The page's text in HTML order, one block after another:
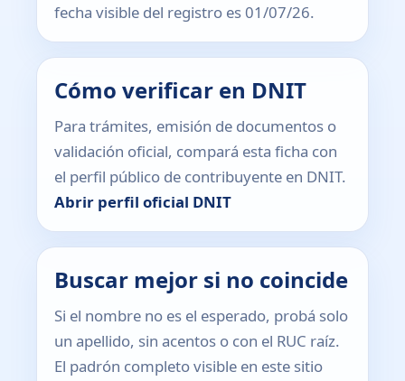
fecha visible del registro es 01/07/26.
Cómo verificar en DNIT
Para trámites, emisión de documentos o
validación oficial, compará esta ficha con
el perfil público de contribuyente en DNIT.
Abrir perfil oficial DNIT
Buscar mejor si no coincide
Si el nombre no es el esperado, probá solo
un apellido, sin acentos o con el RUC raíz.
El padrón completo visible en este sitio